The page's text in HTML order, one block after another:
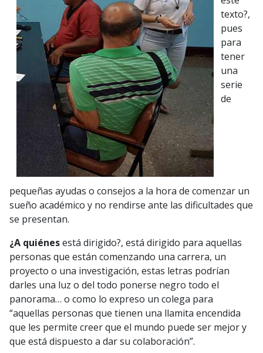
texto?,
pues
para
tener
una
serie
de
pequeñas ayudas o consejos a la hora de comenzar un
sueño académico y no rendirse ante las dificultades que
se presentan.
¿A quiénesestá dirigido?, está dirigido para aquellas
personas que están comenzando una carrera, un
proyecto o una investigación, estas letras podrían
darles una luz o del todo ponerse negro todo el
panorama… o como lo expreso un colega para
“aquellas personas que tienen una llamita encendida
que les permite creer que el mundo puede ser mejor y
que está dispuesto a dar su colaboración”.